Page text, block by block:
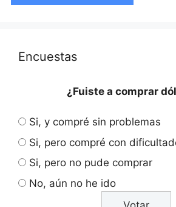
Encuestas
¿Fuiste a comprar
Si, y compré sin problemas
Si, pero compré con
Si, pero no pude comprar
No, aún no he ido